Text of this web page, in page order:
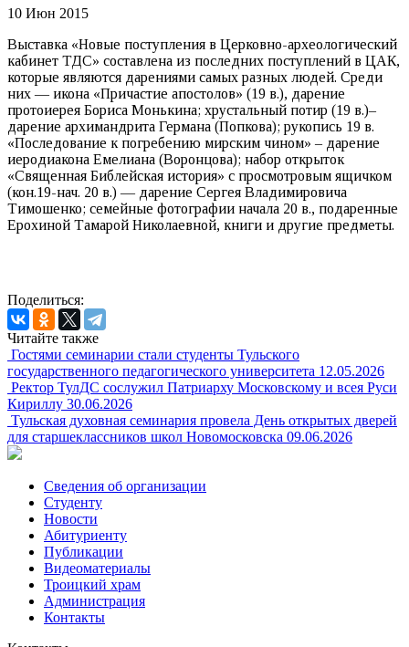
10 Июн 2015
Выставка «Новые поступления в Церковно-археологический
кабинет ТДС» составлена из последних поступлений в ЦАК,
которые являются дарениями самых разных людей. Среди
них — икона «Причастие апостолов» (19 в.), дарение
протоиерея Бориса Монькина; хрустальный потир (19 в.)–
дарение архимандрита Германа (Попкова); рукопись 19 в.
«Последование к погребению мирским чином» – дарение
иеродиакона Емелиана (Воронцова); набор открыток
«Священная Библейская история» с просмотровым ящичком
(кон.19-нач. 20 в.) — дарение Сергея Владимировича
Тимошенко; семейные фотографии начала 20 в., подаренные
Ерохиной Тамарой Николаевной, книги и другие предметы.
Поделиться:
Читайте также
Гостями семинарии стали студенты Тульского
государственного педагогического университета 12.05.2026
Ректор ТулДС сослужил Патриарху Московскому и всея Руси
Кириллу 30.06.2026
Тульская духовная семинария провела День открытых дверей
для старшеклассников школ Новомосковска 09.06.2026
Сведения об организации
Студенту
Новости
Абитуриенту
Публикации
Видеоматериалы
Троицкий храм
Администрация
Контакты